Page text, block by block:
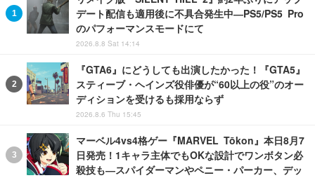
デート配信も適用後に不具合発生中―PS5/PS5 Pro
のパフォーマンスモードにて
2026.8.8 Sat 14:14
『GTA6』にどうしても出演したかった！『GTA5』
スティーブ・ヘインズ役俳優が“60以上の役”のオー
ディションを受けるも採用ならず
2026.8.6 Thu 15:45
マーベル4vs4格ゲー『MARVEL Tōkon』本日8月7
日発売！1キャラ主体でもOKな設計でワンボタン必
殺技も―スパイダーマンやペニー・パーカー、デッ